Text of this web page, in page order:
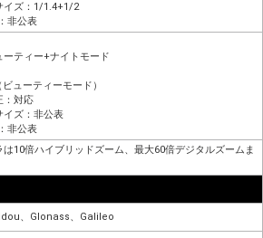
イズ：1/1.4+1/2
非公表
ーティー+ナイトモード
ューティーモード）
：対応
イズ：非公表
非公表
は10倍ハイブリッドズーム、最大60倍デジタルズームま
、Glonass、Galileo